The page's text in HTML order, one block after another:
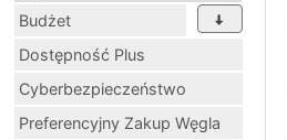
Budżet
Dostępność Plus
Cyberbezpieczeństwo
Preferencyjny Zakup Węgla